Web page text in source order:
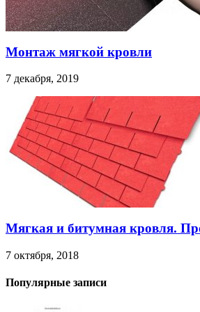
Монтаж мягкой кровли
7 декабря, 2019
Мягкая и битумная кровля.
7 октября, 2018
Популярные записи